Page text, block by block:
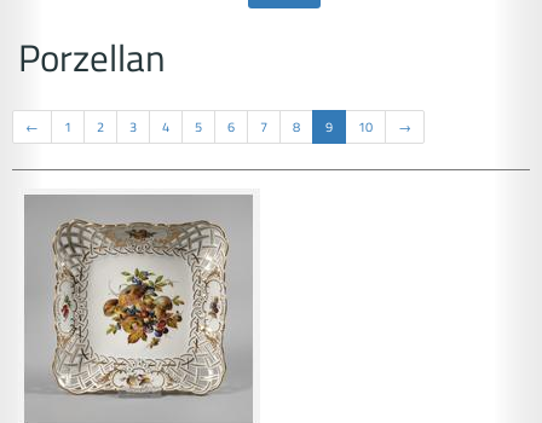
Porzellan
← 1 2 3 4 5 6 7 8 9 10 →